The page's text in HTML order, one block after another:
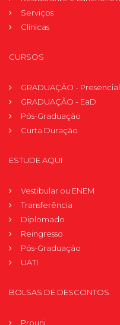
Serviços
Clínicas
CURSOS
GRADUAÇÃO - Presencial
GRADUAÇÃO - EaD
Pós-Graduação
Curta Duração
ESTUDE AQUI
Vestibular ou ENEM
Transferência
Diplomado
Reingresso
Pós-Graduação
UATI
BOLSAS DE DESCONTOS
Prouni